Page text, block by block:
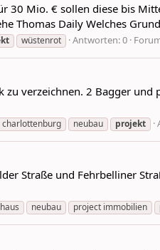
Mio. € sollen diese bis
Thomas Daily Welches
wüstenrot Antworten: 0
verzeichnen. 2 Bagger
charlottenburg neubau projekt
Straße und Fehrbelliner
neubau project immobilien